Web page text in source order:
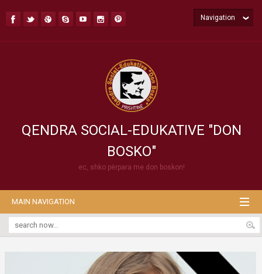
QENDRA SOCIAL-EDUKATIVE "DON
BOSKO"
ec, shko përpara me don boskon!
Navigation
MAIN NAVIGATION